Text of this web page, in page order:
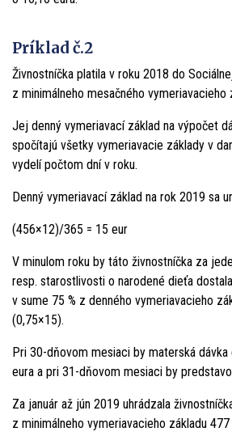
Príklad č.2
Živnostníčka platila v roku 2018 do
z minimálneho mesačného vymeriavacieho
Jej denný vymeriavací základ na výpočet
spočítajú všetky vymeriavacie základy v
vydelí počtom dní v roku.
Denný vymeriavací základ na rok 2019 sa
(456×12)/365 = 15 eur
V minulom roku by táto živnostníčka za
resp. starostlivosti o narodené dieťa
v sume 75 % z denného vymeriavacieho
(0,75×15).
Pri 30-dňovom mesiaci by materská dávka
eura a pri 31-dňovom mesiaci by
Za január až jún 2019 uhrádzala
z minimálneho vymeriavacieho základu 477